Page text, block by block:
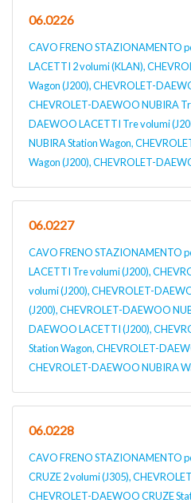
06.0226
CAVO FRENO STAZIONAMENTO
LACETTI 2 volumi (KLAN),
Wagon (J200), CHEVROLET-
CHEVROLET-DAEWOO NUBIRA
DAEWOO LACETTI Tre volumi
NUBIRA Station Wagon,
Wagon (J200), CHEVROLET-
06.0227
CAVO FRENO STAZIONAMENTO
LACETTI Tre volumi (J200),
volumi (J200), CHEVROLET-
(J200), CHEVROLET-DAEWOO
DAEWOO LACETTI (J200),
Station Wagon, CHEVROLET-
CHEVROLET-DAEWOO NUBIRA
06.0228
CAVO FRENO STAZIONAMENTO
CRUZE 2 volumi (J305),
CHEVROLET-DAEWOO CRUZE